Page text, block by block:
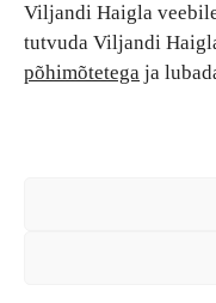
Viljandi Haigla
tutvuda Viljandi
põhimõtetega ja
Patsiendi turvalisus
Patsiendi õigused ja
Patsiendiohutus
Patsientide nõukoda